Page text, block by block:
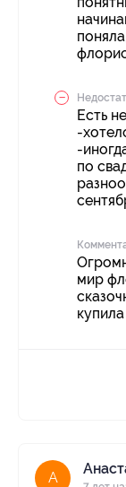
Есть
-
-
по
мир
А